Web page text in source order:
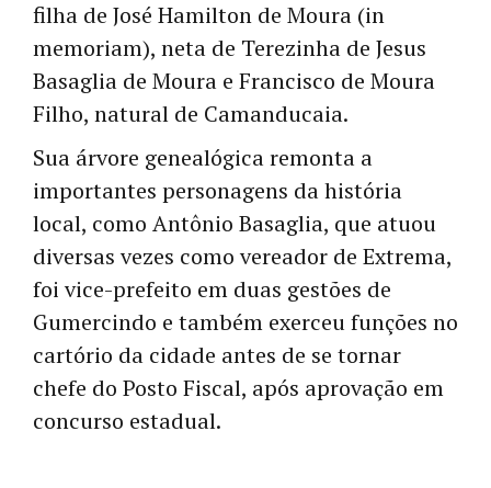
filha de José Hamilton de Moura (in
memoriam), neta de Terezinha de Jesus
Basaglia de Moura e Francisco de Moura
Filho, natural de Camanducaia.
Sua árvore genealógica remonta a
importantes personagens da história
local, como Antônio Basaglia, que atuou
diversas vezes como vereador de Extrema,
foi vice-prefeito em duas gestões de
Gumercindo e também exerceu funções no
cartório da cidade antes de se tornar
chefe do Posto Fiscal, após aprovação em
concurso estadual.